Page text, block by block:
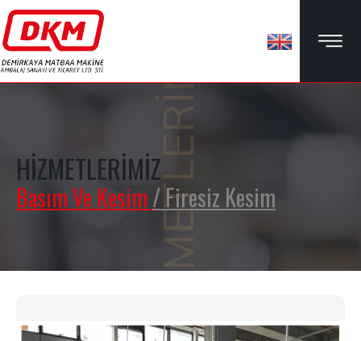
HİZMETLERİMİZ
HİZMETLERİMİZ
Basım Ve Kesim/ Firesiz Kesim